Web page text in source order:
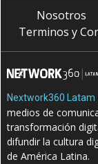
Nosotros
Terminos y
Nextwork360 Latam
medios de
transformación
difundir la cultura
de América Latina.